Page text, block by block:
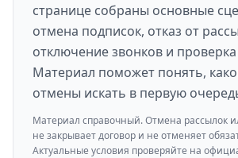
странице собраны основные
отмена подписок, отказ от
отключение звонков и
Материал поможет понять,
отмены искать в первую
Материал справочный. Отмена рассылок
не закрывает договор и не отменяет
Актуальные условия проверяйте на